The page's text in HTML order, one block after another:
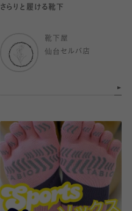
さらりと履ける靴下
靴下屋
仙台セルバ店